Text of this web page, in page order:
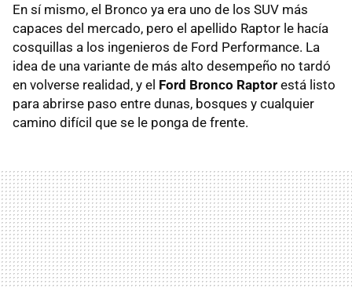
En sí mismo, el Bronco ya era uno de los SUV más
capaces del mercado, pero el apellido Raptor le hacía
cosquillas a los ingenieros de Ford Performance. La
idea de una variante de más alto desempeño no tardó
en volverse realidad, y el Ford Bronco Raptor está listo
para abrirse paso entre dunas, bosques y cualquier
camino difícil que se le ponga de frente.